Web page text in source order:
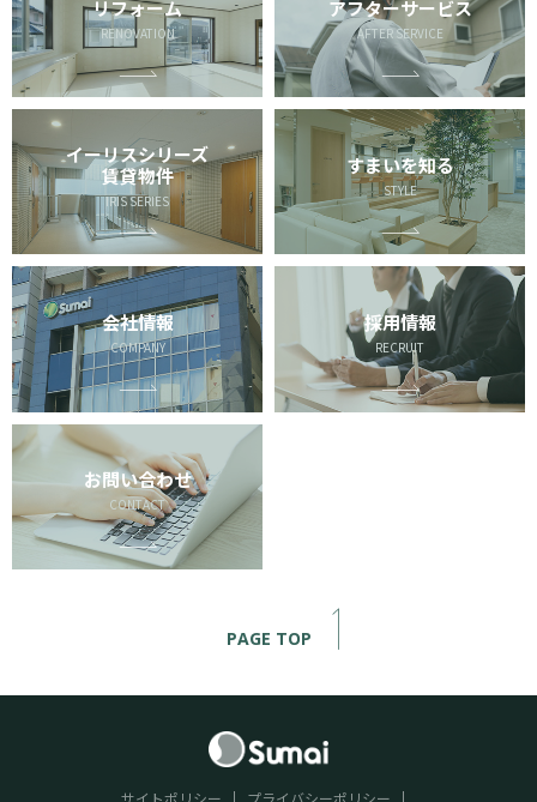
リフォーム
RENOVATION
アフターサービス
AFTER SERVICE
イーリスシリーズ
賃貸物件
IRIS SERIES
すまいを知る
STYLE
会社情報
COMPANY
採用情報
RECRUIT
お問い合わせ
CONTACT
PAGE TOP